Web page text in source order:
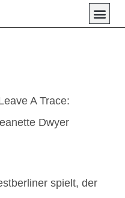
A Trace:
Dwyer
spielt, der